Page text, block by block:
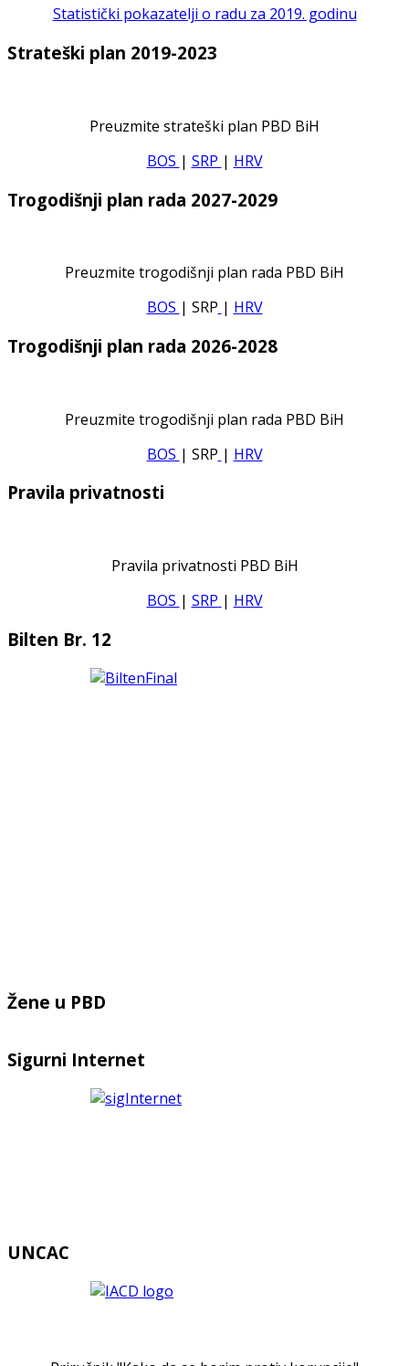
Statistički pokazatelji o radu za 2019. godinu
Strateški plan 2019-2023
Preuzmite strateški plan PBD BiH
BOS | SRP | HRV
Trogodišnji plan rada 2027-2029
Preuzmite trogodišnji plan rada PBD BiH
BOS | SRP | HRV
Trogodišnji plan rada 2026-2028
Preuzmite trogodišnji plan rada PBD BiH
BOS | SRP | HRV
Pravila privatnosti
Pravila privatnosti PBD BiH
BOS | SRP | HRV
Bilten Br. 12
Žene u PBD
Sigurni Internet
UNCAC